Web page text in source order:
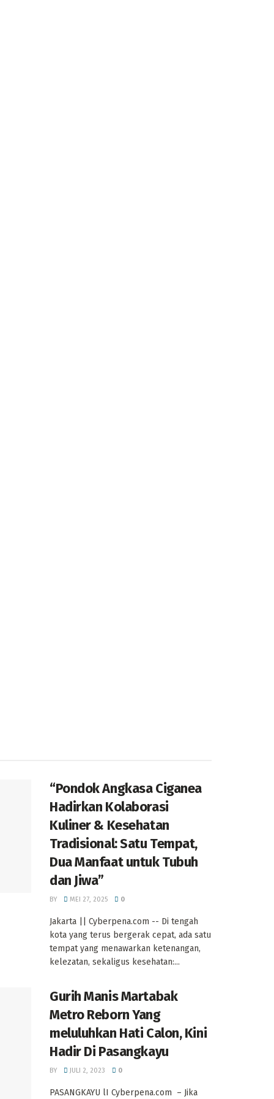
“Pondok Angkasa Ciganea
Hadirkan Kolaborasi
Kuliner & Kesehatan
Tradisional: Satu Tempat,
Dua Manfaat untuk Tubuh
dan Jiwa”
BY MEI 27, 2025 0
Jakarta || Cyberpena.com -- Di tengah
kota yang terus bergerak cepat, ada satu
tempat yang menawarkan ketenangan,
kelezatan, sekaligus kesehatan:...
Gurih Manis Martabak
Metro Reborn Yang
meluluhkan Hati Calon, Kini
Hadir Di Pasangkayu
BY JULI 2, 2023 0
PASANGKAYU lI Cyberpena.com – Jika